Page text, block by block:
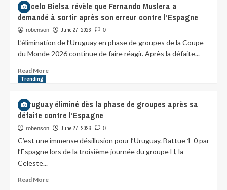
Marcelo Bielsa révèle que Fernando Muslera a
demandé à sortir après son erreur contre l’Espagne
robenson June 27, 2026 0
L’élimination de l’Uruguay en phase de groupes de la Coupe
du Monde 2026 continue de faire réagir. Après la défaite...
Read More
Trending
L’Uruguay éliminé dès la phase de groupes après sa
défaite contre l’Espagne
robenson June 27, 2026 0
C’est une immense désillusion pour l’Uruguay. Battue 1-0 par
l’Espagne lors de la troisième journée du groupe H, la
Celeste...
Read More